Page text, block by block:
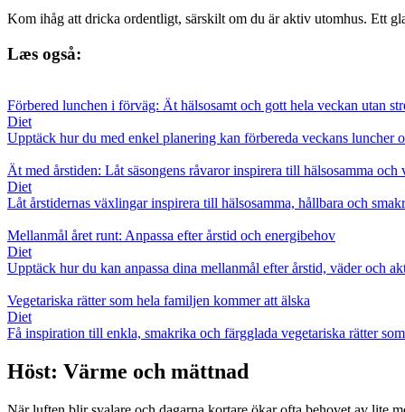
Kom ihåg att dricka ordentligt, särskilt om du är aktiv utomhus. Ett
Læs også:
Förbered lunchen i förväg: Ät hälsosamt och gott hela veckan utan
Diet
Upptäck hur du med enkel planering kan förbereda veckans luncher
Ät med årstiden: Låt säsongens råvaror inspirera till hälsosamma och
Diet
Låt årstidernas växlingar inspirera till hälsosamma, hållbara och
Mellanmål året runt: Anpassa efter årstid och energibehov
Diet
Upptäck hur du kan anpassa dina mellanmål efter årstid, väder och
Vegetariska rätter som hela familjen kommer att älska
Diet
Få inspiration till enkla, smakrika och färgglada vegetariska rätter
Höst: Värme och mättnad